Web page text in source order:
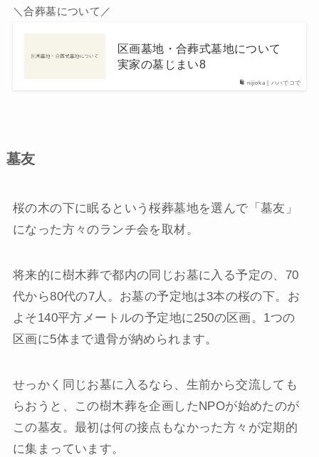
＼合葬墓について／
nijioka | ハハでコで
区画墓地・合葬式墓地について
実家の墓じまい8
墓友
桜の木の下に眠るという桜葬墓地を選んで「墓友」
になった方々のランチ会を取材。
将来的に樹木葬で都内の同じお墓に入る予定の、70
代から80代の7人。お墓の予定地は3本の桜の下。お
よそ140平方メートルの予定地に250の区画。1つの
区画に5体まで遺骨が納められます。
せっかく同じお墓に入るなら、生前から交流しても
らおうと、この樹木葬を企画したNPOが始めたのが
この墓友。最初は何の接点もなかった方々が定期的
に集まっています。